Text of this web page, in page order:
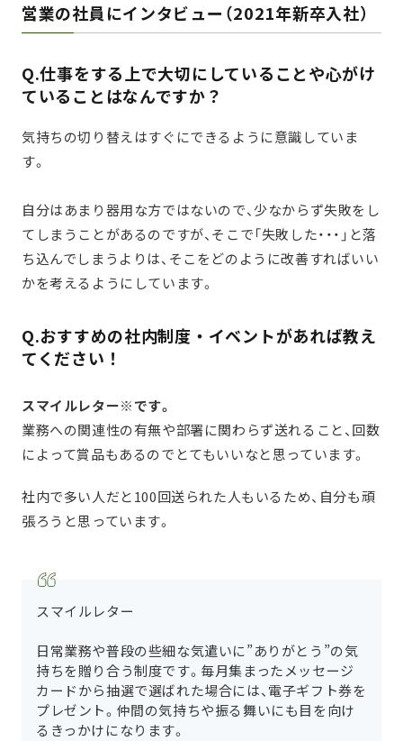
営業の社員にインタビュー（2021年新卒入社）
Q.仕事をする上で大切にしていることや心がけ
ていることはなんですか？
気持ちの切り替えはすぐにできるように意識していま
す。
自分はあまり器用な方ではないので、少なからず失敗をし
てしまうことがあるのですが、そこで「失敗した・・・」と落
ち込んでしまうよりは、そこをどのように改善すればいい
かを考えるようにしています。
Q.おすすめの社内制度・イベントがあれば教え
てください！
スマイルレター※です。
業務への関連性の有無や部署に関わらず送れること、回数
によって賞品もあるのでとてもいいなと思っています。
社内で多い人だと100回送られた人もいるため、自分も頑
張ろうと思っています。
スマイルレター
日常業務や普段の些細な気遣いに”ありがとう”の気
持ちを贈り合う制度です。毎月集まったメッセージ
カードから抽選で選ばれた場合には、電子ギフト券を
プレゼント。仲間の気持ちや振る舞いにも目を向け
るきっかけになります。